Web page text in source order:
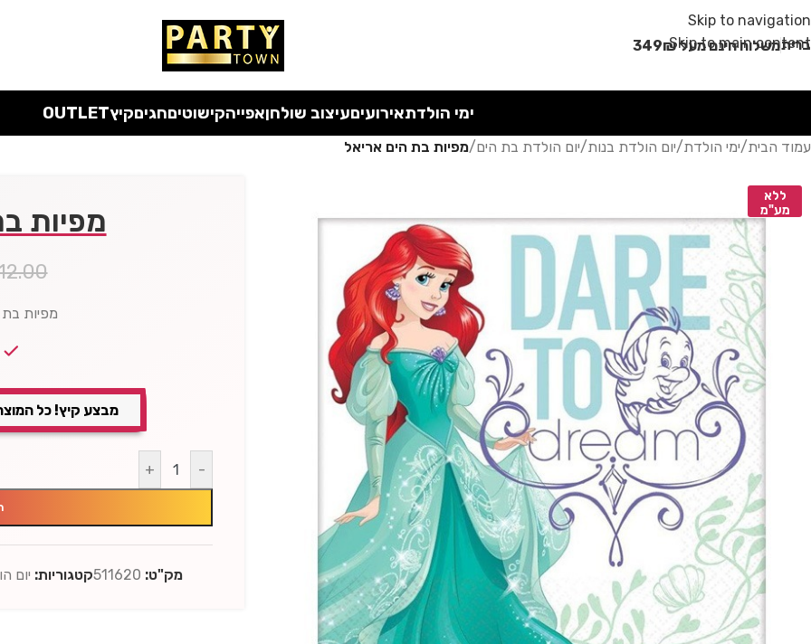
Skip to navigation
Skip to main content
מבצע קיץ! כל המוצרים ללא מע"מעד סוף החודש
משלוח חינם מעל 349₪
ימי הולדתאירועיםעיצוב שולחןאפייהקישוטיםחגיםקיץOUTLET
עמוד הבית/ימי הולדת/יום הולדת בנות/יום הולדת בת הים/מפיות בת הים אריאל
ללא
מע"מ
מפיות
מפיות בת
מבצע קיץ! כל
-
+
מק"ט: 511620קטגוריות: יום